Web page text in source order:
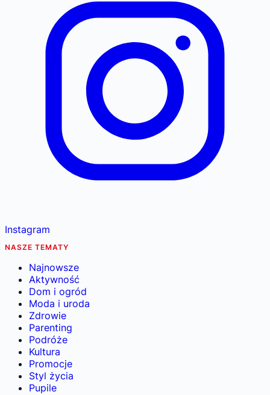
Instagram
NASZE TEMATY
Najnowsze
Aktywność
Dom i ogród
Moda i uroda
Zdrowie
Parenting
Podróże
Kultura
Promocje
Styl życia
Pupile